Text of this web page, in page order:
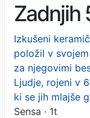
Zadnjih
Izkušeni
položil v
za njegovimi
Ljudje, rojeni v
ki se jih mlajše
Sensa · 1t